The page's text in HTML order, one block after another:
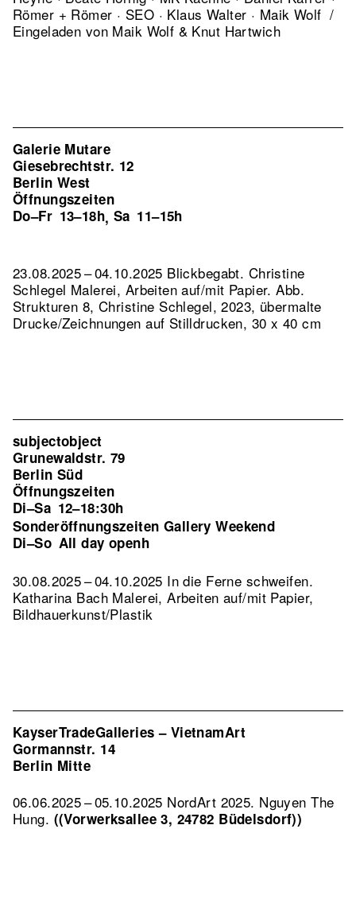
Römer + Römer · SEO · Klaus Walter · Maik Wolf /
Eingeladen von Maik Wolf & Knut Hartwich
Galerie Mutare
Giesebrechtstr. 12
Berlin West
Öffnungszeiten
Do–Fr 13–18h, Sa 11–15h
23.08.2025 – 04.10.2025 Blickbegabt. Christine
Schlegel Malerei, Arbeiten auf/mit Papier.Abb.
Strukturen 8, Christine Schlegel, 2023, übermalte
Drucke/Zeichnungen auf Stilldrucken, 30 x 40 cm
subjectobject
Grunewaldstr. 79
Berlin Süd
Öffnungszeiten
Di–Sa 12–18:30h
Sonderöffnungszeiten Gallery Weekend
Di–So All day openh
30.08.2025 – 04.10.2025 In die Ferne schweifen.
Katharina Bach Malerei, Arbeiten auf/mit Papier,
Bildhauerkunst/Plastik
KayserTradeGalleries – VietnamArt
Gormannstr. 14
Berlin Mitte
06.06.2025 – 05.10.2025 NordArt 2025. Nguyen The
Hung. ((Vorwerksallee 3, 24782 Büdelsdorf))